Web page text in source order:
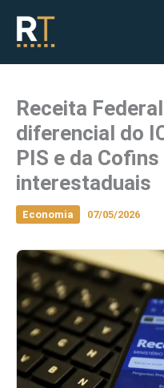
conteúdo
Receita
diferencial do
PIS e da
interestaduais
Economia 07/05/2026